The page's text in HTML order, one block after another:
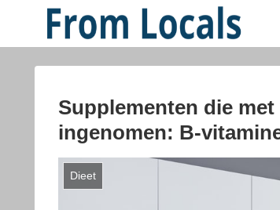
Supplementen die
ingenomen: B-
Dieet